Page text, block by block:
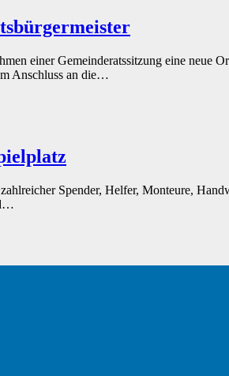
einer Gemeinderatssitzung eine neue
Anschluss an die…
Spender, Helfer, Monteure,